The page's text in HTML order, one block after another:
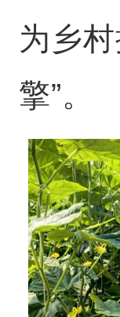
为乡村
擎”。